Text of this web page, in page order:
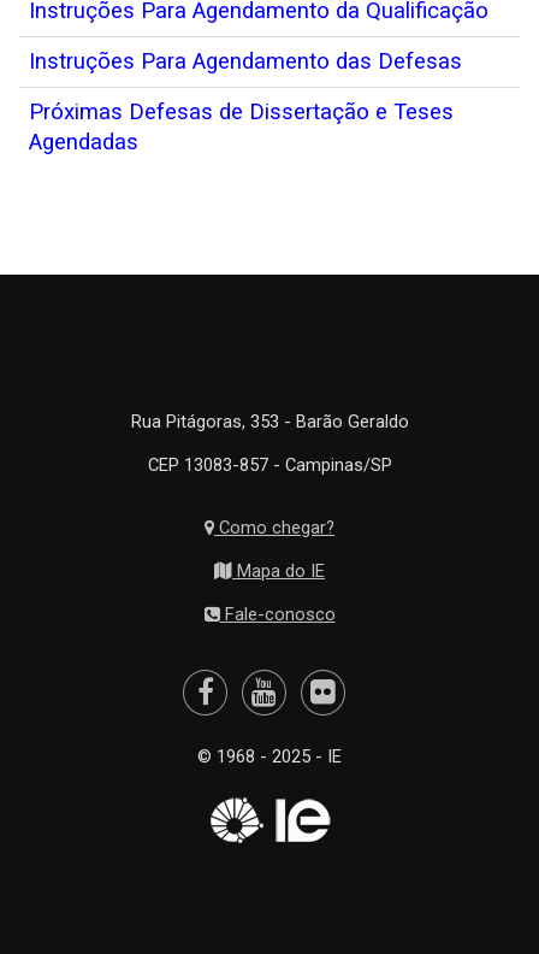
Instruções Para Agendamento da Qualificação
Instruções Para Agendamento das Defesas
Próximas Defesas de Dissertação e Teses
Agendadas
Rua Pitágoras, 353 - Barão Geraldo
CEP 13083-857 - Campinas/SP
Como chegar?
Mapa do IE
Fale-conosco
© 1968 - 2025 - IE